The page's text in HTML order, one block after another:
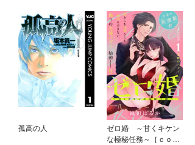
孤高の人
ゼロ婚 ～甘くキケン
な極秘任務～［ｃｏｍ